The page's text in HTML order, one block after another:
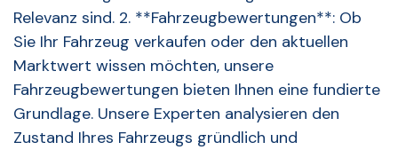
Relevanz sind. 2. **Fahrzeugbewertungen**: Ob
Sie Ihr Fahrzeug verkaufen oder den aktuellen
Marktwert wissen möchten, unsere
Fahrzeugbewertungen bieten Ihnen eine fundierte
Grundlage. Unsere Experten analysieren den
Zustand Ihres Fahrzeugs gründlich und